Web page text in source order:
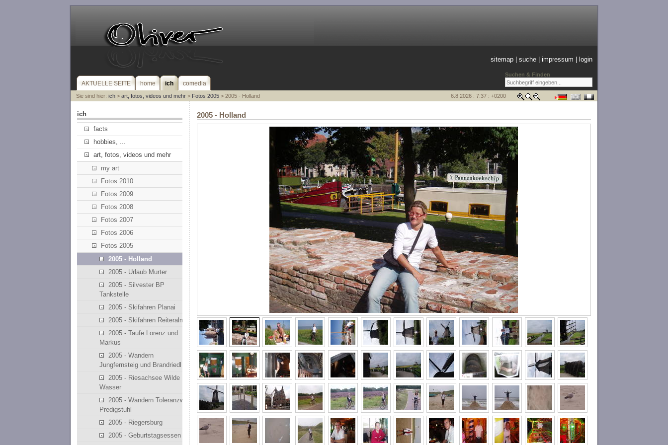
Suchen & Finden
sitemap |suche |impressum login
AKTUELLE SEITE home ich comedia
Sie sind hier: ich> art, fotos, videos und mehr> Fotos 2005> 2005 - Holland 6.8.2026 : 7:37 : +0200
ich
facts
hobbies, ...
art, fotos, videos und mehr
my art
Fotos 2010
Fotos 2009
Fotos 2008
Fotos 2007
Fotos 2006
Fotos 2005
2005 - Holland
2005 - Urlaub Murter
2005 - Silvester BP
Tankstelle
2005 - Skifahren Planai
2005 - Skifahren Reiteralm
2005 - Taufe Lorenz und
Markus
2005 - Wandern
Jungfernsteig und Brandriedl
2005 - Riesachsee Wilde
Wasser
2005 - Wandern Toleranzweg
Predigstuhl
2005 - Riegersburg
2005 - Geburtstagsessen
2005 - Holland